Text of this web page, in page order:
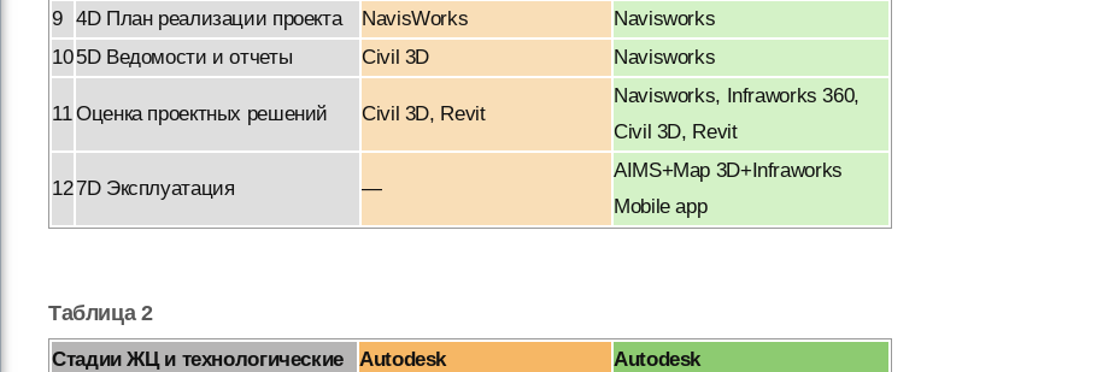
9 4D План реализации проекта NavisWorks
Navisworks
105D Ведомости и отчеты Civil 3D Navisworks
11Оценка проектных решений Civil 3D, Revit
Navisworks, Infraworks 360,
Civil 3D, Revit
127D Эксплуатация —
AIMS+Map 3D+Infraworks
Mobile app
Таблица 2
Стадии ЖЦ и технологические
Autodesk
Autodesk